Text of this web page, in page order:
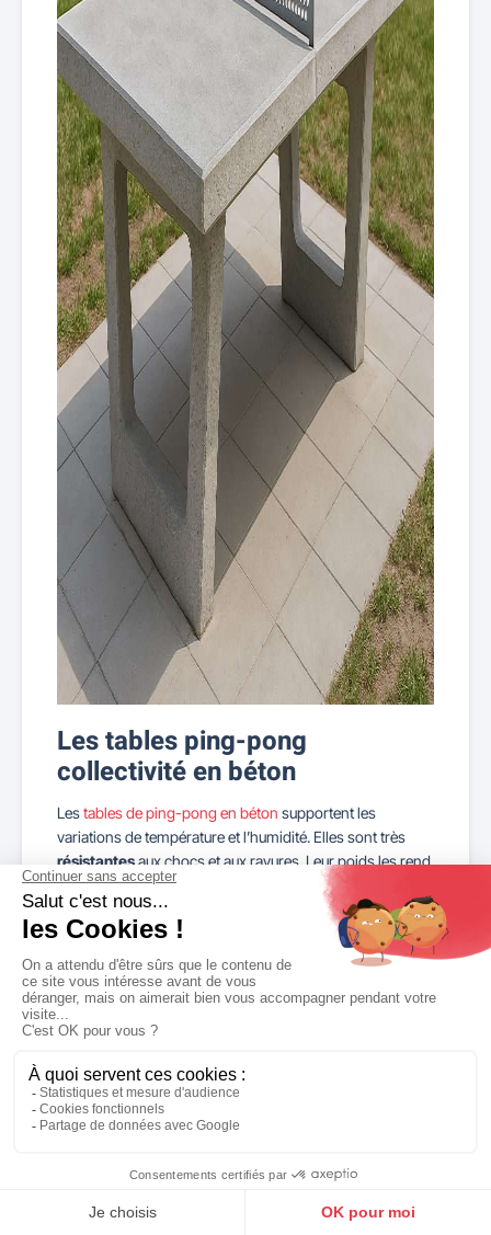
Les tables ping-pong
collectivité en béton
Lestables de ping-pong en béton supportent les
variations de température et l’humidité. Elles sont très
résistantesaux chocs et aux rayures. Leur poids les rend
difficiles à déplacer et donc résistantes aux actes de
vandalisme.
Le béton procure aux tables de ping-pong unegrande
stabilitéet permet d’obtenir une surface de jeu très
régulière, ce qui en fait un atout pour les joueurs.
Le béton est un matériau qui peut de décliner en
originaux. De plus teintées dans la masse, les tables de
ping-pong se déclinent en de
harmoniser aux équipements urbains déjà présents.
Enfin, le béton est un matériau durable qui ne nécessite
maintenance et de remplacement.